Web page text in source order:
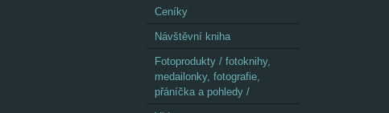
Ceníky
Návštěvní kniha
Fotoprodukty / fotoknihy,
medailonky, fotografie,
přáníčka a pohledy /